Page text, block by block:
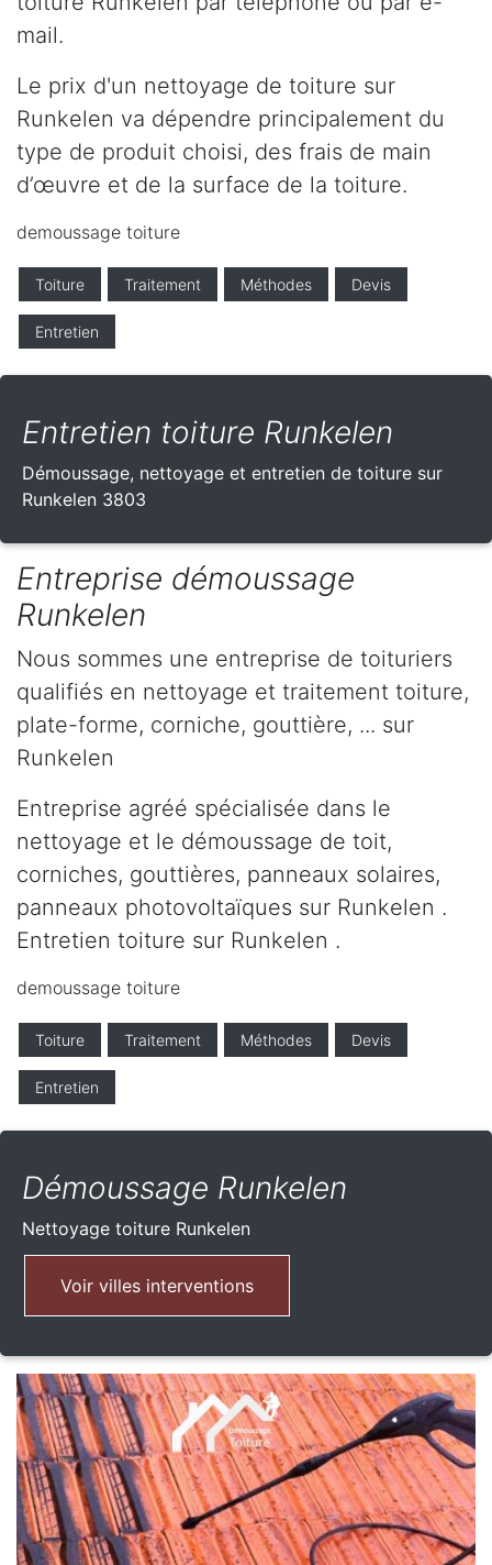
mail.
Le prix d'un nettoyage de toiture sur
Runkelen va dépendre principalement du
type de produit choisi, des frais de main
d’œuvre et de la surface de la toiture.
demoussage toiture
Toiture Traitement Méthodes Devis
Entretien
Entretien toiture Runkelen
Démoussage, nettoyage et entretien de toiture sur
Runkelen 3803
Entreprise démoussage
Runkelen
Nous sommes une entreprise de toituriers
qualifiés en nettoyage et traitement toiture,
plate-forme, corniche, gouttière, ... sur
Runkelen
Entreprise agréé spécialisée dans le
nettoyage et le démoussage de toit,
corniches, gouttières, panneaux solaires,
panneaux photovoltaïques sur Runkelen .
Entretien toiture sur Runkelen .
demoussage toiture
Toiture Traitement Méthodes Devis
Entretien
Démoussage Runkelen
Nettoyage toiture Runkelen
Voir villes interventions